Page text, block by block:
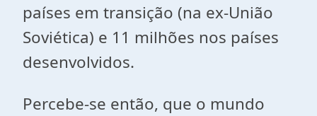
países em transição (na ex-União
Soviética) e 11 milhões nos países
desenvolvidos.
Percebe-se então, que o mundo